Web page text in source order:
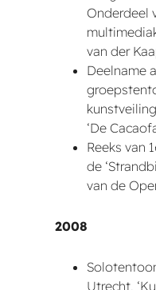
Onderdeel
van der
Deelname
‘De
Reeks van
de
van de
2008
Utrecht,